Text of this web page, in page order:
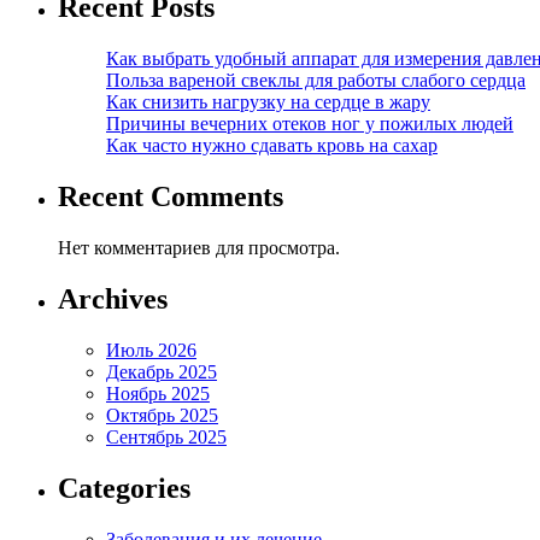
Recent Posts
Как выбрать удобный аппарат для измерения
Польза вареной свеклы для работы слабого сердца
Как снизить нагрузку на сердце в жару
Причины вечерних отеков ног у пожилых людей
Как часто нужно сдавать кровь на сахар
Recent Comments
Нет комментариев для просмотра.
Archives
Июль 2026
Декабрь 2025
Ноябрь 2025
Октябрь 2025
Сентябрь 2025
Categories